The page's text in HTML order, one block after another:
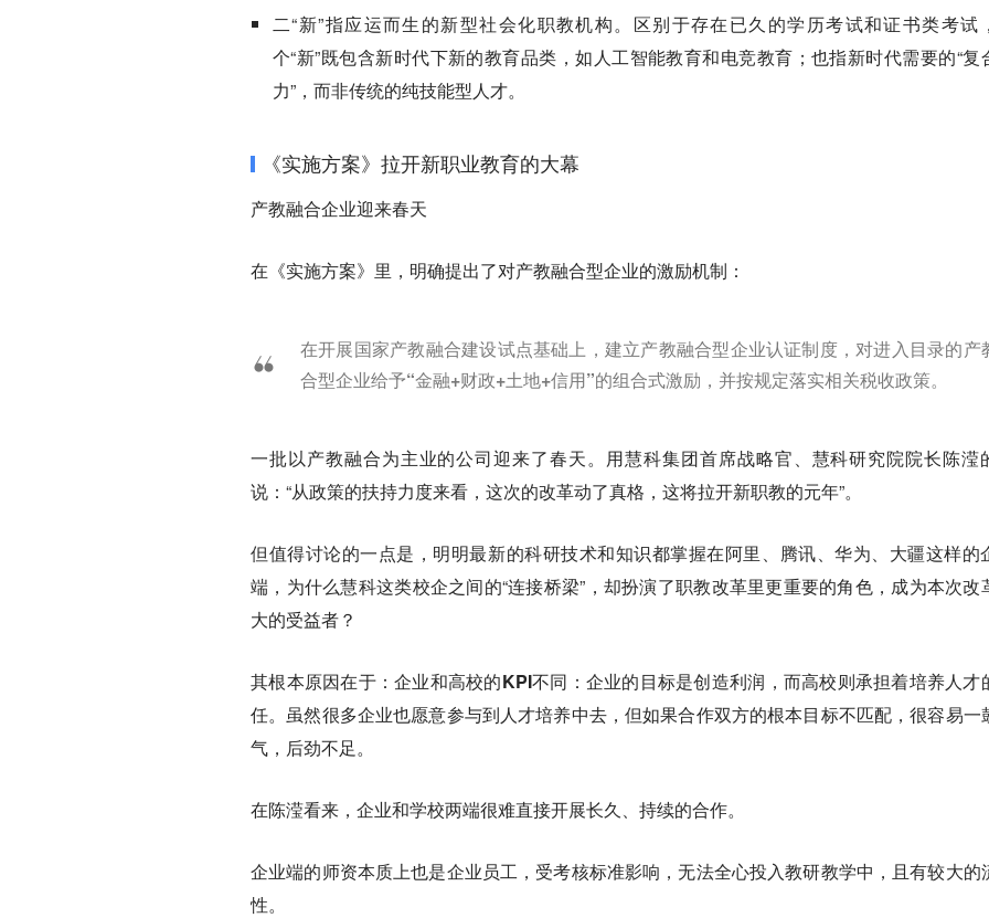
二“新”指应运而生的新型社会化职教机构。 区别于存在已久的学历考试和证书类考试
个“新”既包含新时代下新的教育品类，如人工智能教育和电竞教育；也指新时代需要的“复
力”，而非传统的纯技能型人才。
《实施方案》拉开新职业教育的大幕
产教融合企业迎来春天
在《实施方案》里，明确提出了对产教融合型企业的激励机制：
在开展国家产教融合建设试点基础上，建立产教融合型企业认证制度，对进入目录的产
合型企业给予“金融+财政+土地+信用”的组合式激励 ，并按规定落实相关税收政策。
一批以产教融合为主业的公司迎来了春天。 用慧科集团首席战略官、慧科研究院院长陈滢
说：“从政策的扶持力度来看，这次的改革动了真格，这将拉开新职教的元年”。
但值得讨论的一点是，明明最新的科研技术和知识都掌握在阿里、腾讯、华为、大疆这样的
端，为什么慧科这类校企之间的“连接桥梁”，却扮演了职教改革里更重要的角色，成为本次改
大的受益者？
其根本原因在于：企业和高校的KPI不同：企业的目标是创造利润，而高校则承担着培养人才
任。虽然很多企业也愿意参与到人才培养中去，但如果合作双方的根本目标不匹配，很容易一
气，后劲不足。
在陈滢看来，企业和学校两端很难直接开展长久、持续的合作。
企业端的师资本质上也是企业员工，受考核标准影响，无法全心投入教研教学中，且有较大的
性。